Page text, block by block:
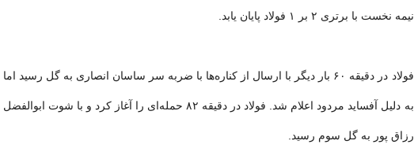
نیمه نخست با برتری ۲ بر ۱ فولاد پایان یابد.
فولاد در دقیقه ۶۰ بار دیگر با ارسال از کناره‌ها با ضربه سر ساسان انصاری به گل رسید اما
به دلیل آفساید مردود اعلام شد. فولاد در دقیقه ۸۲ حمله‌ای را آغاز کرد و با شوت ابوالفضل
رزاق پور به گل سوم رسید.